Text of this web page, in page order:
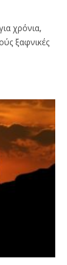
χρόνια,
ξαφνικές